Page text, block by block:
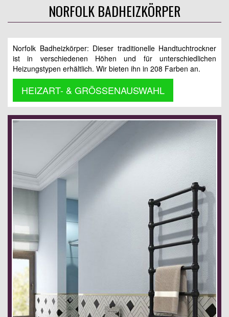
NORFOLK BADHEIZKÖRPER
Norfolk Badheizkörper: Dieser traditionelle Handtuchtrockner
ist in verschiedenen Höhen und für unterschiedlichen
Heizungstypen erhältlich. Wir bieten ihn in 208 Farben an.
HEIZART- & GRÖSSENAUSWAHL